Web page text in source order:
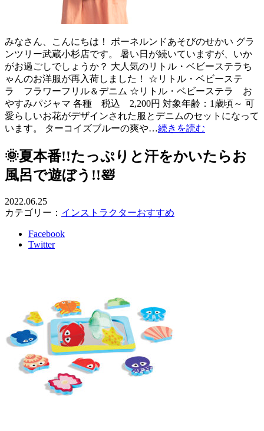
みなさん、こんにちは！ ボーネルンドあそびのせかい グラ
ンツリー武蔵小杉店です。 暑い日が続いていますが、いか
がお過ごしでしょうか？ 大人気のリトル・ベビーステラち
ゃんのお洋服が再入荷しました！ ☆リトル・ベビーステ
ラ フラワーフリル＆デニム ☆リトル・ベビーステラ お
やすみパジャマ 各種 税込 2,200円 対象年齢：1歳頃～ 可
愛らしいお花がデザインされた服とデニムのセットになって
います。 ターコイズブルーの爽や…続きを読む
🌞夏本番!!たっぷりと汗をかいたらお
風呂で遊ぼう!!🛀
2022.06.25
カテゴリー： インストラクターおすすめ
Facebook
Twitter